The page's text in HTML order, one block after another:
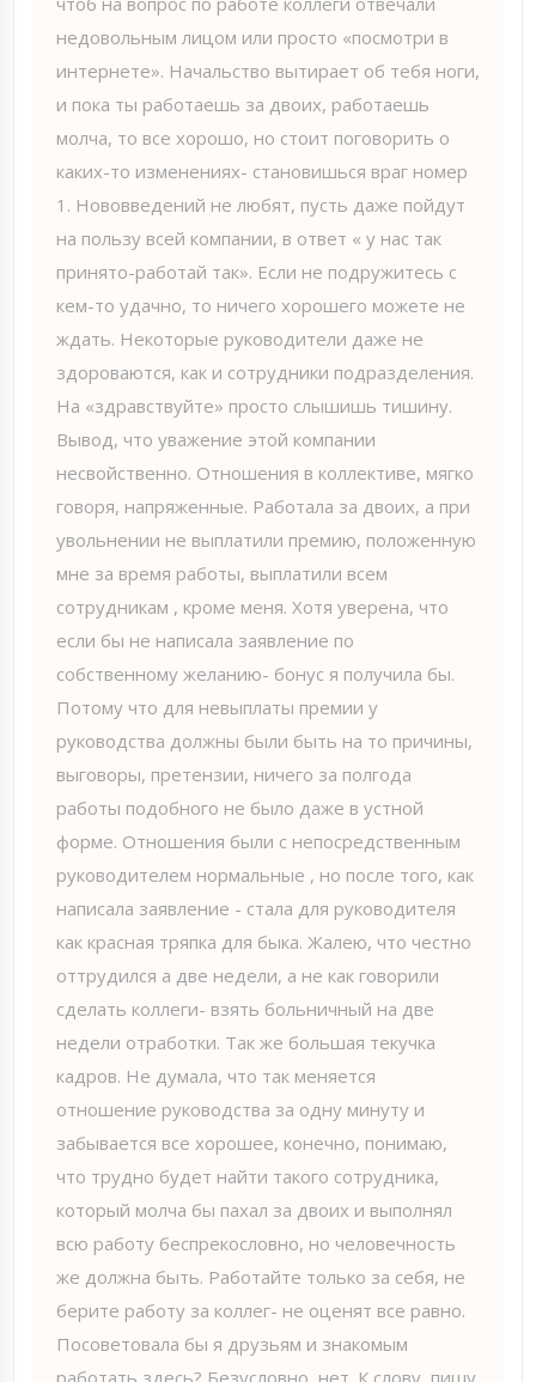
недовольным лицом или просто «посмотри в
интернете». Начальство вытирает об тебя ноги,
и пока ты работаешь за двоих, работаешь
молча, то все хорошо, но стоит поговорить о
каких-то изменениях- становишься враг номер
1. Нововведений не любят, пусть даже пойдут
на пользу всей компании, в ответ « у нас так
принято-работай так». Если не подружитесь с
кем-то удачно, то ничего хорошего можете не
ждать. Некоторые руководители даже не
здороваются, как и сотрудники подразделения.
На «здравствуйте» просто слышишь тишину.
Вывод, что уважение этой компании
несвойственно. Отношения в коллективе, мягко
говоря, напряженные. Работала за двоих, а при
увольнении не выплатили премию, положенную
мне за время работы, выплатили всем
сотрудникам , кроме меня. Хотя уверена, что
если бы не написала заявление по
собственному желанию- бонус я получила бы.
Потому что для невыплаты премии у
руководства должны были быть на то причины,
выговоры, претензии, ничего за полгода
работы подобного не было даже в устной
форме. Отношения были с непосредственным
руководителем нормальные , но после того, как
написала заявление - стала для руководителя
как красная тряпка для быка. Жалею, что честно
оттрудился а две недели, а не как говорили
сделать коллеги- взять больничный на две
недели отработки. Так же большая текучка
кадров. Не думала, что так меняется
отношение руководства за одну минуту и
забывается все хорошее, конечно, понимаю,
что трудно будет найти такого сотрудника,
который молча бы пахал за двоих и выполнял
всю работу беспрекословно, но человечность
же должна быть. Работайте только за себя, не
берите работу за коллег- не оценят все равно.
Посоветовала бы я друзьям и знакомым
работать здесь? Безусловно, нет. К слову, пишу